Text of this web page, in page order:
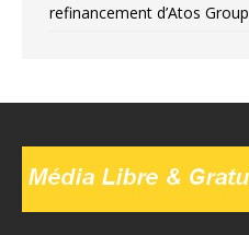
refinancement d’Atos Group